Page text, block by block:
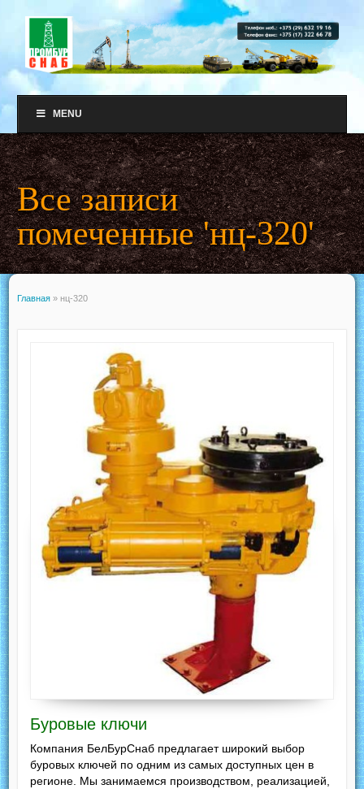
MENU
Все записи
помеченные 'нц-320'
Главная » нц-320
Буровые ключи
Компания БелБурСнаб предлагает широкий выбор
буровых ключей по одним из самых доступных цен в
регионе. Мы занимаемся производством, реализацией,